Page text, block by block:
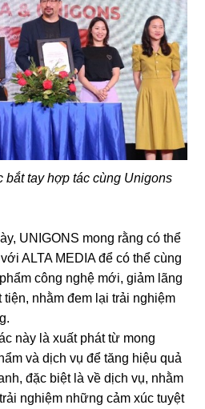
bắt tay hợp tác cùng Unigons
UNIGONS mong rằng có thể
ALTA MEDIA để có thể cùng
công nghệ mới, giảm lãng
nhằm đem lại trải nghiệm
này là xuất phát từ mong
và dịch vụ để tăng hiệu quả
đặc biệt là về dịch vụ, nhằm
nghiệm những cảm xúc tuyệt